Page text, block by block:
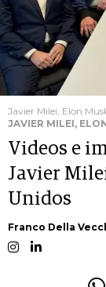
Javier Milei, Elon
JAVIER MILEI,
Videos e
Javier
Unidos
Franco Della